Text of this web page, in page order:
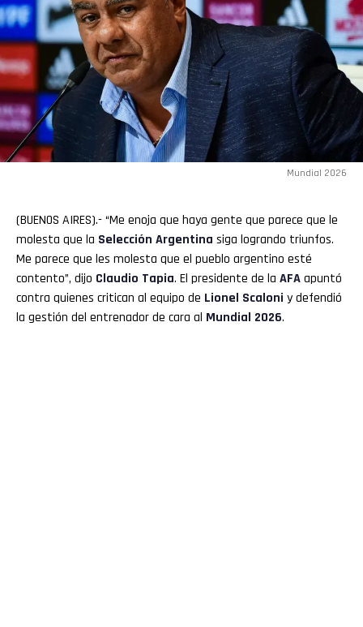
Mundial 2026
(BUENOS AIRES).- “Me enoja que haya gente que parece que le
molesta que la Selección Argentina siga logrando triunfos.
Me parece que les molesta que el pueblo argentino esté
contento”, dijo Claudio Tapia. El presidente de la AFAapuntó
contra quienes critican al equipo de Lionel Scaloni y defendió
la gestión del entrenador de cara al Mundial 2026.